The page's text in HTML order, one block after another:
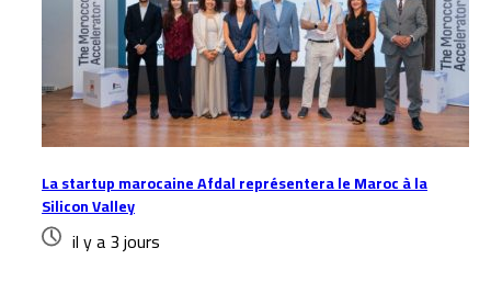
La startup marocaine Afdal représentera le Maroc à la
Silicon Valley
il y a 3 jours